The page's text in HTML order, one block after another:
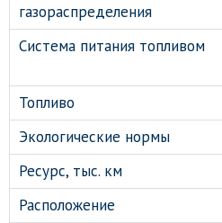
газораспределения
Система питания топливом
Топливо
Экологические нормы
Ресурс, тыс. км
Расположение